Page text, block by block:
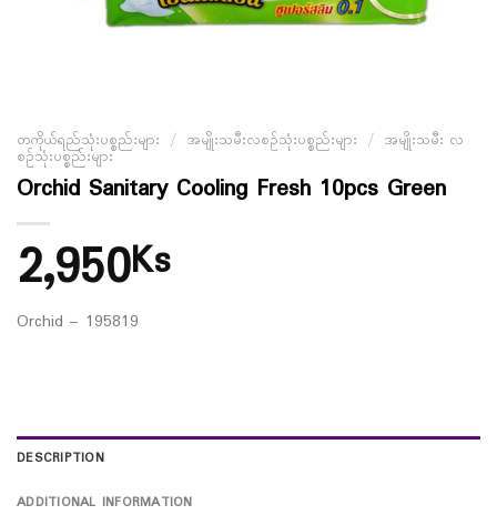
တကိုယ်ရည်သုံးပစ္စည်းများ / အမျိုးသမီးလစဉ်သုံးပစ္စည်းများ / အမျိုးသမီး လ
စဉ်သုံးပစ္စည်းများ
Orchid Sanitary Cooling Fresh 10pcs Green
2,950Ks
Orchid – 195819
DESCRIPTION
ADDITIONAL INFORMATION